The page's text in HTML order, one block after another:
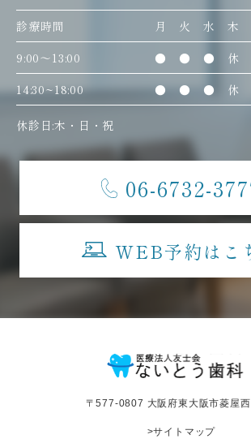
診療時間 月 火 水 木
9:00〜13:00
● ● ● 休
14:30~18:00
● ● ● 休
休診日:木・日・祝
06-6732-
WEB予約はこ
〒577-0807 大阪府東大阪市菱屋
>サイトマップ